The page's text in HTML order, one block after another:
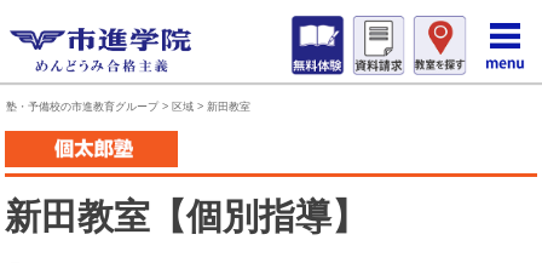
塾・予備校の市進教育グループ> 区域 > 新田教室
新田教室【個別指導】